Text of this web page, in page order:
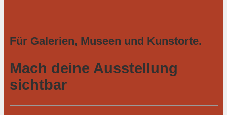
Für Galerien, Museen und Kunstorte.
Mach deine Ausstellung
sichtbar